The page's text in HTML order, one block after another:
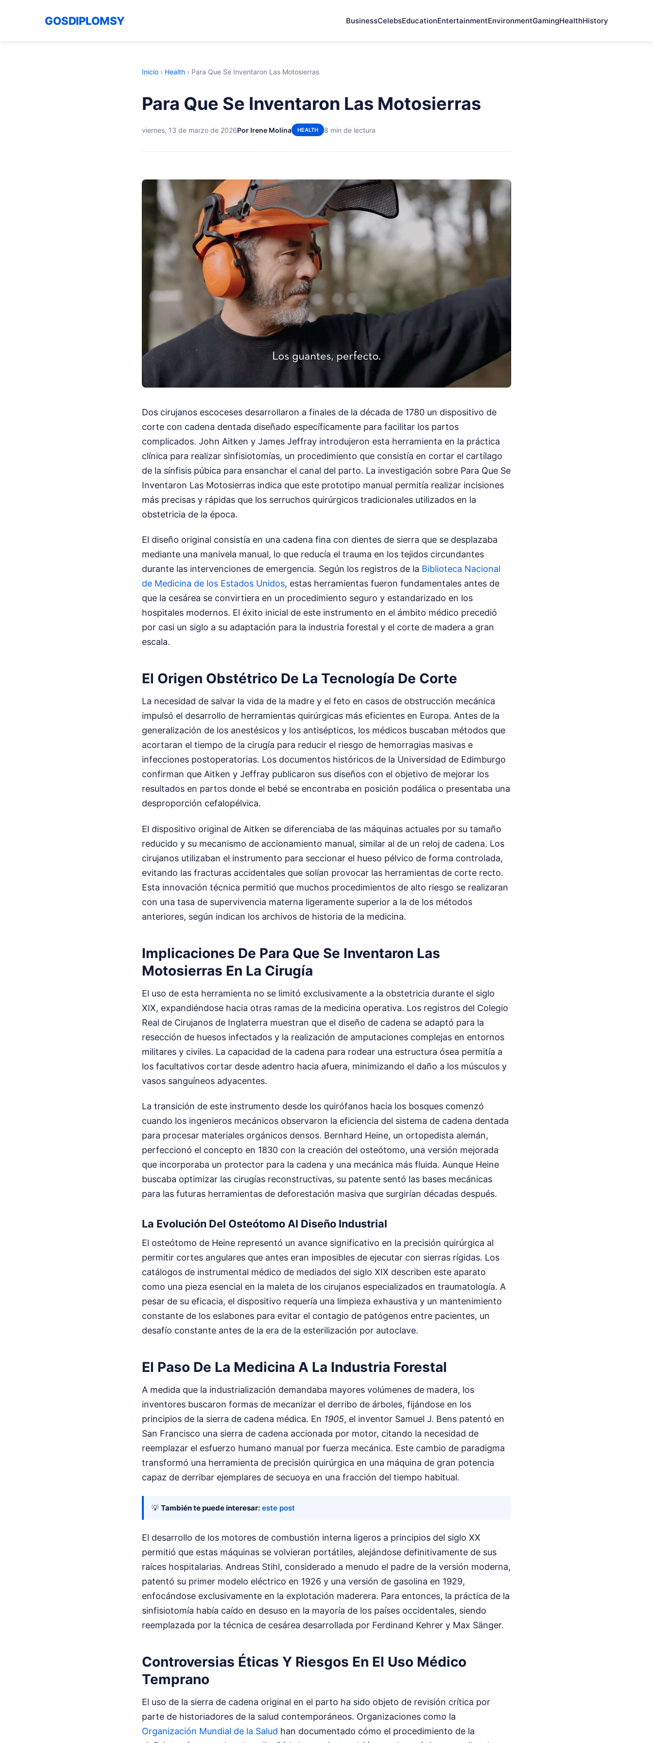
GOSDIPLOMSY BusinessCelebsEducationEntertainmentEnvironmentGamingHealthHistory
Inicio › Health › Para Que Se Inventaron Las Motosierras
Para Que Se Inventaron Las Motosierras
viernes, 13 de marzo de 2026Por Irene Molina HEALTH 8 min de lectura
Dos cirujanos escoceses desarrollaron a finales de la década de 1780 un dispositivo de
corte con cadena dentada diseñado específicamente para facilitar los partos
complicados. John Aitken y James Jeffray introdujeron esta herramienta en la práctica
clínica para realizar sinfisiotomías, un procedimiento que consistía en cortar el cartílago
de la sínfisis púbica para ensanchar el canal del parto. La investigación sobre Para Que Se
Inventaron Las Motosierras indica que este prototipo manual permitía realizar incisiones
más precisas y rápidas que los serruchos quirúrgicos tradicionales utilizados en la
obstetricia de la época.
El diseño original consistía en una cadena fina con dientes de sierra que se desplazaba
mediante una manivela manual, lo que reducía el trauma en los tejidos circundantes
durante las intervenciones de emergencia. Según los registros de la Biblioteca Nacional
de Medicina de los Estados Unidos, estas herramientas fueron fundamentales antes de
que la cesárea se convirtiera en un procedimiento seguro y estandarizado en los
hospitales modernos. El éxito inicial de este instrumento en el ámbito médico precedió
por casi un siglo a su adaptación para la industria forestal y el corte de madera a gran
escala.
El Origen Obstétrico De La Tecnología De Corte
La necesidad de salvar la vida de la madre y el feto en casos de obstrucción mecánica
impulsó el desarrollo de herramientas quirúrgicas más eficientes en Europa. Antes de la
generalización de los anestésicos y los antisépticos, los médicos buscaban métodos que
acortaran el tiempo de la cirugía para reducir el riesgo de hemorragias masivas e
infecciones postoperatorias. Los documentos históricos de la Universidad de Edimburgo
confirman que Aitken y Jeffray publicaron sus diseños con el objetivo de mejorar los
resultados en partos donde el bebé se encontraba en posición podálica o presentaba una
desproporción cefalopélvica.
El dispositivo original de Aitken se diferenciaba de las máquinas actuales por su tamaño
reducido y su mecanismo de accionamiento manual, similar al de un reloj de cadena. Los
cirujanos utilizaban el instrumento para seccionar el hueso pélvico de forma controlada,
evitando las fracturas accidentales que solían provocar las herramientas de corte recto.
Esta innovación técnica permitió que muchos procedimientos de alto riesgo se realizaran
con una tasa de supervivencia materna ligeramente superior a la de los métodos
anteriores, según indican los archivos de historia de la medicina.
Implicaciones De Para Que Se Inventaron Las
Motosierras En La Cirugía
El uso de esta herramienta no se limitó exclusivamente a la obstetricia durante el siglo
XIX, expandiéndose hacia otras ramas de la medicina operativa. Los registros del Colegio
Real de Cirujanos de Inglaterra muestran que el diseño de cadena se adaptó para la
resección de huesos infectados y la realización de amputaciones complejas en entornos
militares y civiles. La capacidad de la cadena para rodear una estructura ósea permitía a
los facultativos cortar desde adentro hacia afuera, minimizando el daño a los músculos y
vasos sanguíneos adyacentes.
La transición de este instrumento desde los quirófanos hacia los bosques comenzó
cuando los ingenieros mecánicos observaron la eficiencia del sistema de cadena dentada
para procesar materiales orgánicos densos. Bernhard Heine, un ortopedista alemán,
perfeccionó el concepto en 1830 con la creación del osteótomo, una versión mejorada
que incorporaba un protector para la cadena y una mecánica más fluida. Aunque Heine
buscaba optimizar las cirugías reconstructivas, su patente sentó las bases mecánicas
para las futuras herramientas de deforestación masiva que surgirían décadas después.
La Evolución Del Osteótomo Al Diseño Industrial
El osteótomo de Heine representó un avance significativo en la precisión quirúrgica al
permitir cortes angulares que antes eran imposibles de ejecutar con sierras rígidas. Los
catálogos de instrumental médico de mediados del siglo XIX describen este aparato
como una pieza esencial en la maleta de los cirujanos especializados en traumatología. A
pesar de su eficacia, el dispositivo requería una limpieza exhaustiva y un mantenimiento
constante de los eslabones para evitar el contagio de patógenos entre pacientes, un
desafío constante antes de la era de la esterilización por autoclave.
El Paso De La Medicina A La Industria Forestal
A medida que la industrialización demandaba mayores volúmenes de madera, los
inventores buscaron formas de mecanizar el derribo de árboles, fijándose en los
principios de la sierra de cadena médica. En 1905, el inventor Samuel J. Bens patentó en
San Francisco una sierra de cadena accionada por motor, citando la necesidad de
reemplazar el esfuerzo humano manual por fuerza mecánica. Este cambio de paradigma
transformó una herramienta de precisión quirúrgica en una máquina de gran potencia
capaz de derribar ejemplares de secuoya en una fracción del tiempo habitual.
💡 También te puede interesar: este post
El desarrollo de los motores de combustión interna ligeros a principios del siglo XX
permitió que estas máquinas se volvieran portátiles, alejándose definitivamente de sus
raíces hospitalarias. Andreas Stihl, considerado a menudo el padre de la versión moderna,
patentó su primer modelo eléctrico en 1926 y una versión de gasolina en 1929,
enfocándose exclusivamente en la explotación maderera. Para entonces, la práctica de la
sinfisiotomía había caído en desuso en la mayoría de los países occidentales, siendo
reemplazada por la técnica de cesárea desarrollada por Ferdinand Kehrer y Max Sänger.
Controversias Éticas Y Riesgos En El Uso Médico
Temprano
El uso de la sierra de cadena original en el parto ha sido objeto de revisión crítica por
parte de historiadores de la salud contemporáneos. Organizaciones como la
Organización Mundial de la Salud han documentado cómo el procedimiento de la